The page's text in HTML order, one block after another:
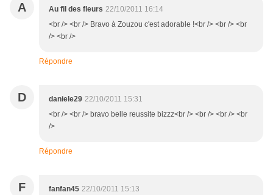
A Au fil des fleurs 22/10/2011 16:14
<br /> <br /> Bravo à Zouzou c'est adorable !<br /> <br /> <br
/> <br />
Répondre
D daniele29 22/10/2011 15:31
<br /> <br /> bravo belle reussite bizzz<br /> <br /> <br /> <br
/>
Répondre
F fanfan45 22/10/2011 15:13